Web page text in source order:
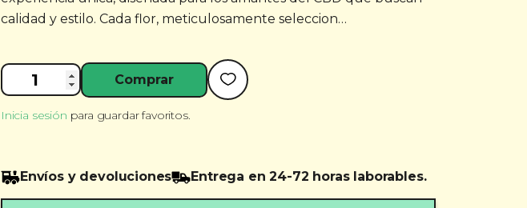
calidad y estilo. Cada flor, meticulosamente seleccion…
Pop
Buds
Orange
Comprar
Inicia sesión para guardar favoritos.
Envíos y devoluciones Entrega en 24-72 horas laborables.